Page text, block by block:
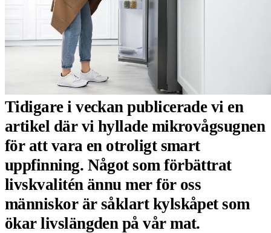
Tidigare i veckan publicerade vi en
artikel där vi hyllade mikrovågsugnen
för att vara en otroligt smart
uppfinning. Något som förbättrat
livskvalitén ännu mer för oss
människor är såklart kylskåpet som
ökar livslängden på vår mat.